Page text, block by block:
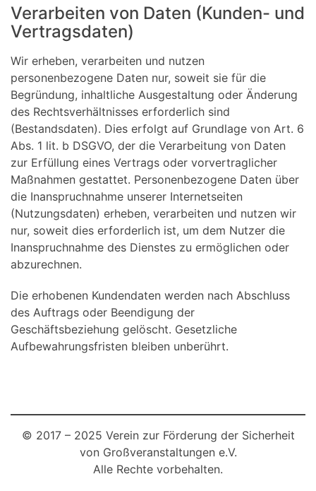
Verarbeiten von Daten (Kunden- und
Vertragsdaten)
Wir erheben, verarbeiten und nutzen
personenbezogene Daten nur, soweit sie für die
Begründung, inhaltliche Ausgestaltung oder Änderung
des Rechtsverhältnisses erforderlich sind
(Bestandsdaten). Dies erfolgt auf Grundlage von Art. 6
Abs. 1 lit. b DSGVO, der die Verarbeitung von Daten
zur Erfüllung eines Vertrags oder vorvertraglicher
Maßnahmen gestattet. Personenbezogene Daten über
die Inanspruchnahme unserer Internetseiten
(Nutzungsdaten) erheben, verarbeiten und nutzen wir
nur, soweit dies erforderlich ist, um dem Nutzer die
Inanspruchnahme des Dienstes zu ermöglichen oder
abzurechnen.
Die erhobenen Kundendaten werden nach Abschluss
des Auftrags oder Beendigung der
Geschäftsbeziehung gelöscht. Gesetzliche
Aufbewahrungsfristen bleiben unberührt.
© 2017 – 2025 Verein zur Förderung der Sicherheit
von Großveranstaltungen e.V.
Alle Rechte vorbehalten.